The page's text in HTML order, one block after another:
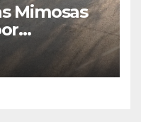
Mimosas
de
The